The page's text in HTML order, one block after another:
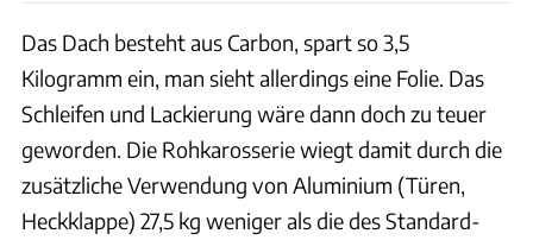
Das Dach besteht aus Carbon, spart so 3,5
Kilogramm ein, man sieht allerdings eine Folie. Das
Schleifen und Lackierung wäre dann doch zu teuer
geworden. Die Rohkarosserie wiegt damit durch die
zusätzliche Verwendung von Aluminium (Türen,
Heckklappe) 27,5 kg weniger als die des Standard-